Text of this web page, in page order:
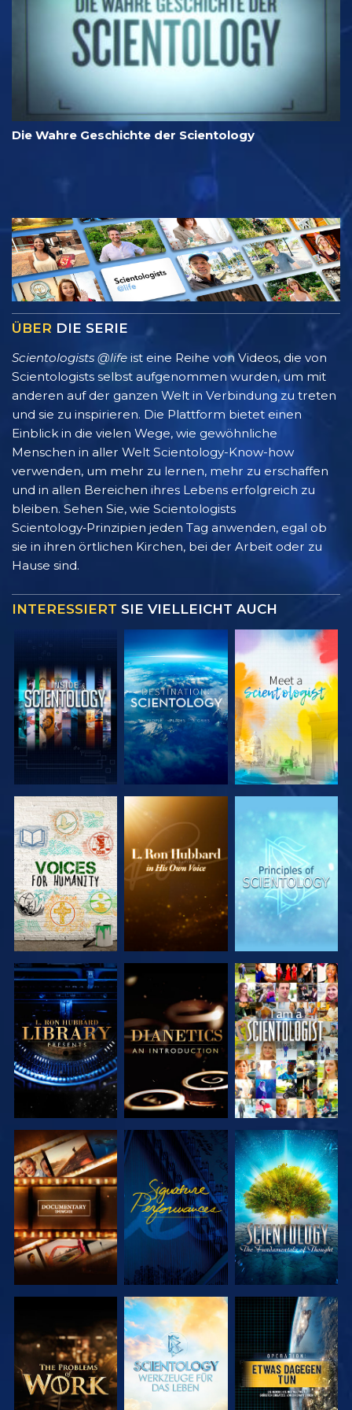
Die Wahre Geschichte der Scientology
ÜBER DIE SERIE
Scientologists @life ist eine Reihe von Videos, die von
Scientologists selbst aufgenommen wurden, um mit
anderen auf der ganzen Welt in Verbindung zu treten
und sie zu inspirieren. Die Plattform bietet einen
Einblick in die vielen Wege, wie gewöhnliche
Menschen in aller Welt Scientology-Know-how
verwenden, um mehr zu lernen, mehr zu erschaffen
und in allen Bereichen ihres Lebens erfolgreich zu
bleiben. Sehen Sie, wie Scientologists
Scientology‑Prinzipien jeden Tag anwenden, egal ob
sie in ihren örtlichen Kirchen, bei der Arbeit oder zu
Hause sind.
INTERESSIERT SIE VIELLEICHT AUCH
SERIE
ENTDECKEN
SERIE
ENTDECKEN
SERIE
ENTDECKEN
SERIE
ENTDECKEN
SERIE
ENTDECKEN
ANSEHEN
SERIE
ENTDECKEN
ANSEHEN
SERIE
ENTDECKEN
SERIE
ENTDECKEN
SERIE
ENTDECKEN
ANSEHEN